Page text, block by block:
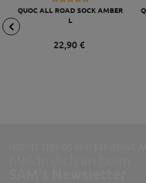
QUOC ALL ROAD SOCK AMBER
L
22,90 €